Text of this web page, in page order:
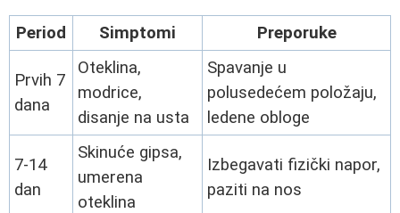
Period Simptomi Preporuke
Prvih 7
dana
Oteklina,
modrice,
disanje na usta
Spavanje u
polusedećem položaju,
ledene obloge
7-14
dan
Skinuće gipsa,
umerena
oteklina
Izbegavati fizički napor,
paziti na nos